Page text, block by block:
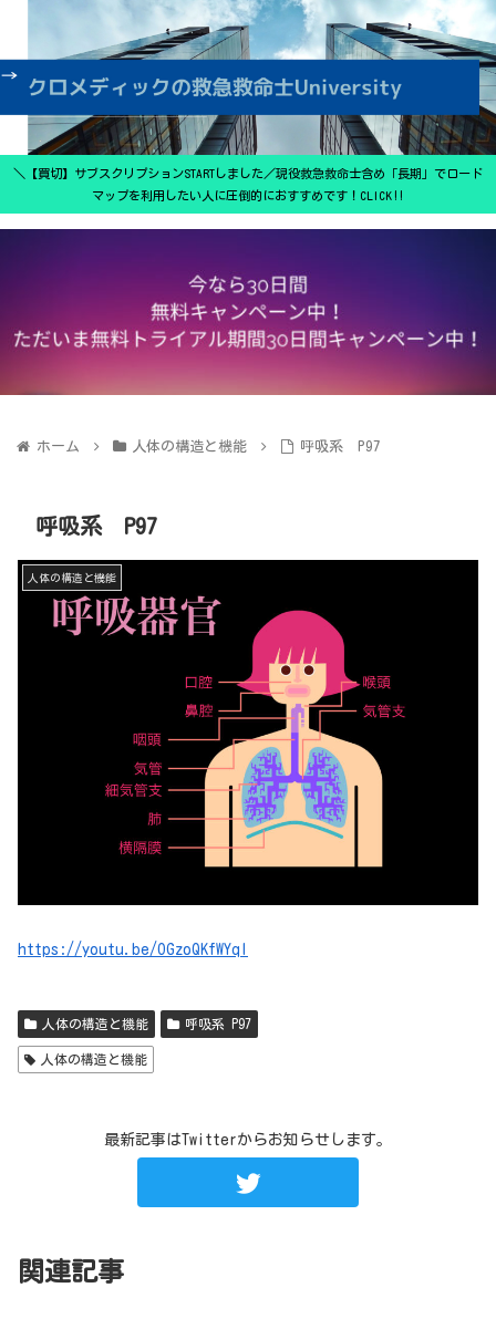
＼【買切】サブスクリプションSTARTしました／現役救急救命士含め「長期」でロード
マップを利用したい人に圧倒的におすすめです！CLICK‼
ホーム 人体の構造と機能 呼吸系 P97
呼吸系 P97
人体の構造と機能
https://youtu.be/OGzoQKfWYqI
人体の構造と機能 呼吸系 P97
人体の構造と機能
最新記事はTwitterからお知らせします。
関連記事